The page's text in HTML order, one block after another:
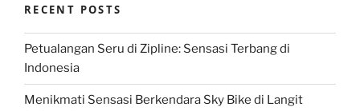
RECENT POSTS
Petualangan Seru di Zipline: Sensasi Terbang di
Indonesia
Menikmati Sensasi Berkendara Sky Bike di Langit